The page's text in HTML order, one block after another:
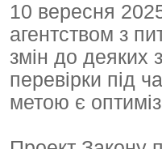
10 вересня
агентством з
змін до деяких
перевірки під
метою є